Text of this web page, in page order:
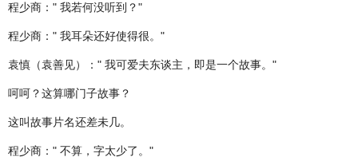
程少商：" 我若何没听到？"
程少商：" 我耳朵还好使得很。"
袁慎（袁善见）：" 我可爱夫东谈主，即是一个故事。"
呵呵？这算哪门子故事？
这叫故事片名还差未几。
程少商：" 不算，字太少了。"